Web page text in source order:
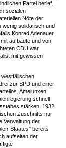
Partei berief.
sozialen
Nöte der
wenig solidarisch und
Konrad Adenauer,
aufbaute und von
CDU war,
mit gewissen
westfälischen
zur SPD und einer
Amelunxen
schnell
stärken. 1932
Zuschnitts nur
Verwaltung der
Staates" bereits
aufseiten der